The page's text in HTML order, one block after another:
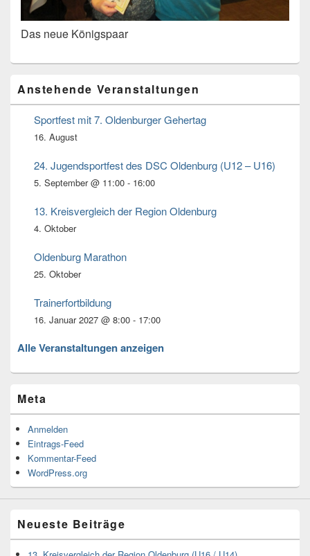
Das neue Königspaar
Seitenleisten
Widget-
Bereich
Anstehende Veranstaltungen
Sportfest mit 7. Oldenburger Gehertag
16. August
24. Jugendsportfest des DSC Oldenburg (U12 – U16)
5. September @ 11:00 - 16:00
13. Kreisvergleich der Region Oldenburg
4. Oktober
Oldenburg Marathon
25. Oktober
Trainerfortbildung
16. Januar 2027 @ 8:00 - 17:00
Alle Veranstaltungen anzeigen
Meta
Anmelden
Eintrags-Feed
Kommentar-Feed
WordPress.org
Neueste Beiträge